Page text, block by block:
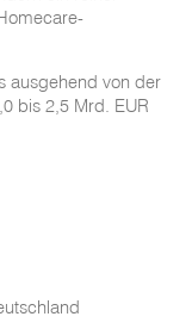
ausgehend von der
bis 2,5 Mrd. EUR